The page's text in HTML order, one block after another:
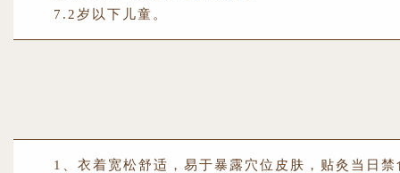
7.2岁以下儿童。
1、衣着宽松舒适，易于暴露穴位皮肤，贴灸当日